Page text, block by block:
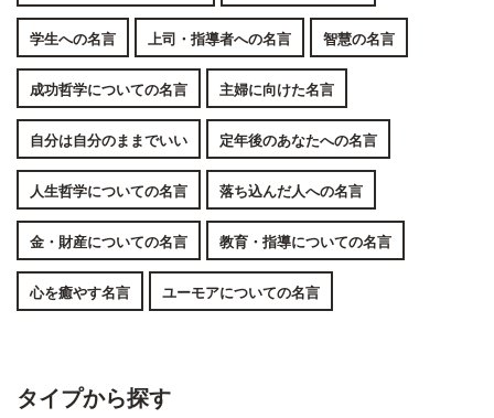
学生への名言 上司・指導者への名言 智慧の名言
成功哲学についての名言 主婦に向けた名言
自分は自分のままでいい 定年後のあなたへの名言
人生哲学についての名言 落ち込んだ人への名言
金・財産についての名言 教育・指導についての名言
心を癒やす名言 ユーモアについての名言
タイプから探す